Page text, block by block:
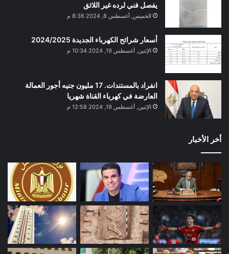
يفصل فني لرده غير اللائق
الخميس, أغسطس 8, 2024 8:36 م
أسعار شرائح الكهرباء الجديدة 2024/2025
الإثنين, أغسطس 19, 2024 10:34 م
انفراد بالمستندات. 17 مليون جنيه أجور العمالة
العارضة في كهرباء القناة شهريا
الإثنين, أغسطس 19, 2024 12:58 م
أخر الأخبار